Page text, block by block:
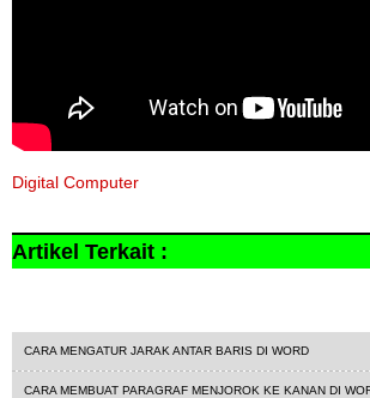
Digital Computer
Artikel Terkait :
CARA MENGATUR JARAK ANTAR BARIS DI WORD
CARA MEMBUAT PARAGRAF MENJOROK KE KANAN DI